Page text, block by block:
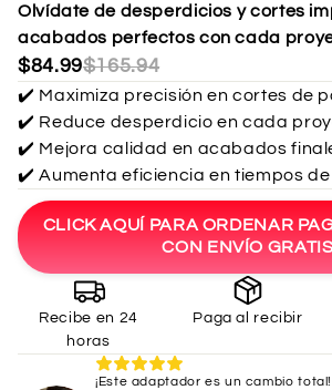
Olvídate de desperdicios y cortes
acabados perfectos con cada
$84.99$165.94
✔️ Maximiza precisión en cortes de
✔️ Reduce desperdicio en cada
✔️ Mejora calidad en acabados
✔️ Aumenta eficiencia en tiempos de
CLICK AQUÍ PARA ORDENAR
CON ENVÍO GRATIS
Recibe en 24
horas
Paga al recibir
¡Este adaptador es un cambio